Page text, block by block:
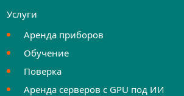
Услуги
Аренда приборов
Обучение
Поверка
Аренда серверов с GPU под ИИ